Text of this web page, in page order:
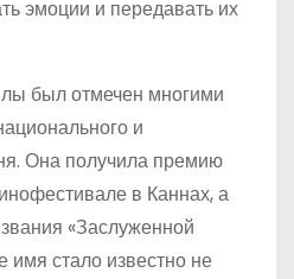
эмоции и передавать их
был отмечен многими
и
Она получила премию
в Каннах, а
«Заслуженной
имя стало известно не